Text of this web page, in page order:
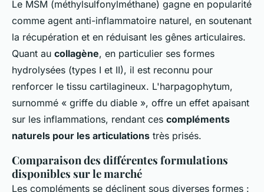
Le MSM (méthylsulfonylméthane) gagne en popularité
comme agent anti-inflammatoire naturel, en soutenant
la récupération et en réduisant les gênes articulaires.
Quant au collagène, en particulier ses formes
hydrolysées (types I et II), il est reconnu pour
renforcer le tissu cartilagineux. L'harpagophytum,
surnommé « griffe du diable », offre un effet apaisant
sur les inflammations, rendant ces compléments
naturels pour les articulations très prisés.
Comparaison des différentes formulations
disponibles sur le marché
Les compléments se déclinent sous diverses formes :